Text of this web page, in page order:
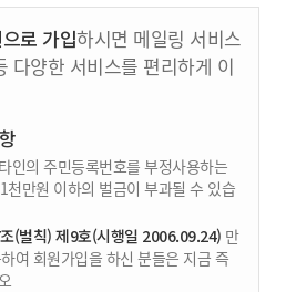
로 가입하시면 메일링 서비스
다양한 서비스를 편리하게 이
인의 주민등록번호를 부정사용하는
만원 이하의 벌금이 부과될 수 있습
(벌칙) 제9호(시행일 2006.09.24) 만
여 회원가입을 하신 분들은 지금 즉